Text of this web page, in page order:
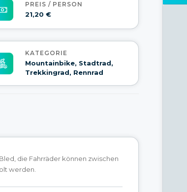
PREIS / PERSON
21,20 €
KATEGORIE
Mountainbike, Stadtrad,
Trekkingrad, Rennrad
die Fahrräder können zwischen
werden.